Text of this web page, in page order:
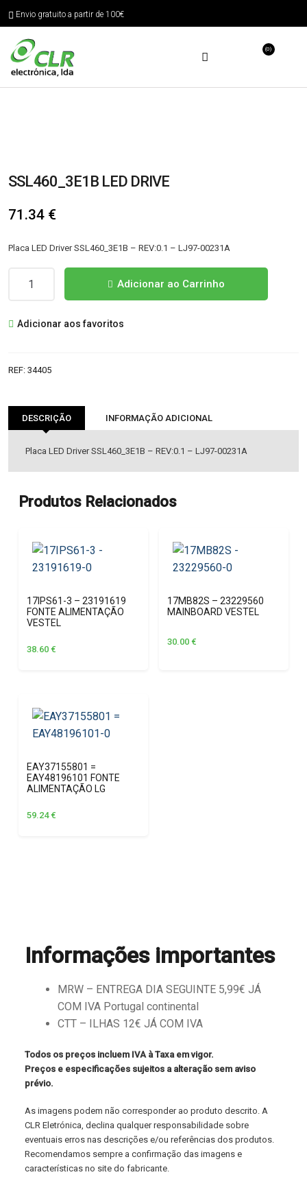
Envio gratuito a partir de 100€
(0)
SSL460_3E1B LED DRIVE
71.34 €
Placa LED Driver SSL460_3E1B – REV:0.1 – LJ97-00231A
LED
Adicionar ao Carrinho
Adicionar aos favoritos
REF: 34405
DESCRIÇÃO INFORMAÇÃO ADICIONAL
Placa LED Driver SSL460_3E1B – REV:0.1 – LJ97-00231A
Produtos Relacionados
17IPS61-3 – 23191619
FONTE ALIMENTAÇÃO
VESTEL
38.60 €
17MB82S – 23229560
MAINBOARD VESTEL
30.00 €
EAY37155801 =
EAY48196101 FONTE
ALIMENTAÇÃO LG
59.24 €
Informações importantes
MRW – ENTREGA DIA SEGUINTE 5,99€ JÁ
COM IVA Portugal continental
CTT – ILHAS 12€ JÁ COM IVA
Todos os preços incluem IVA à Taxa em vigor.
Preços e especificações sujeitos a alteração sem aviso
prévio.
As imagens podem não corresponder ao produto descrito. A
CLR Eletrónica, declina qualquer responsabilidade sobre
eventuais erros nas descrições e/ou referências dos produtos.
Recomendamos sempre a confirmação das imagens e
características no site do fabricante.